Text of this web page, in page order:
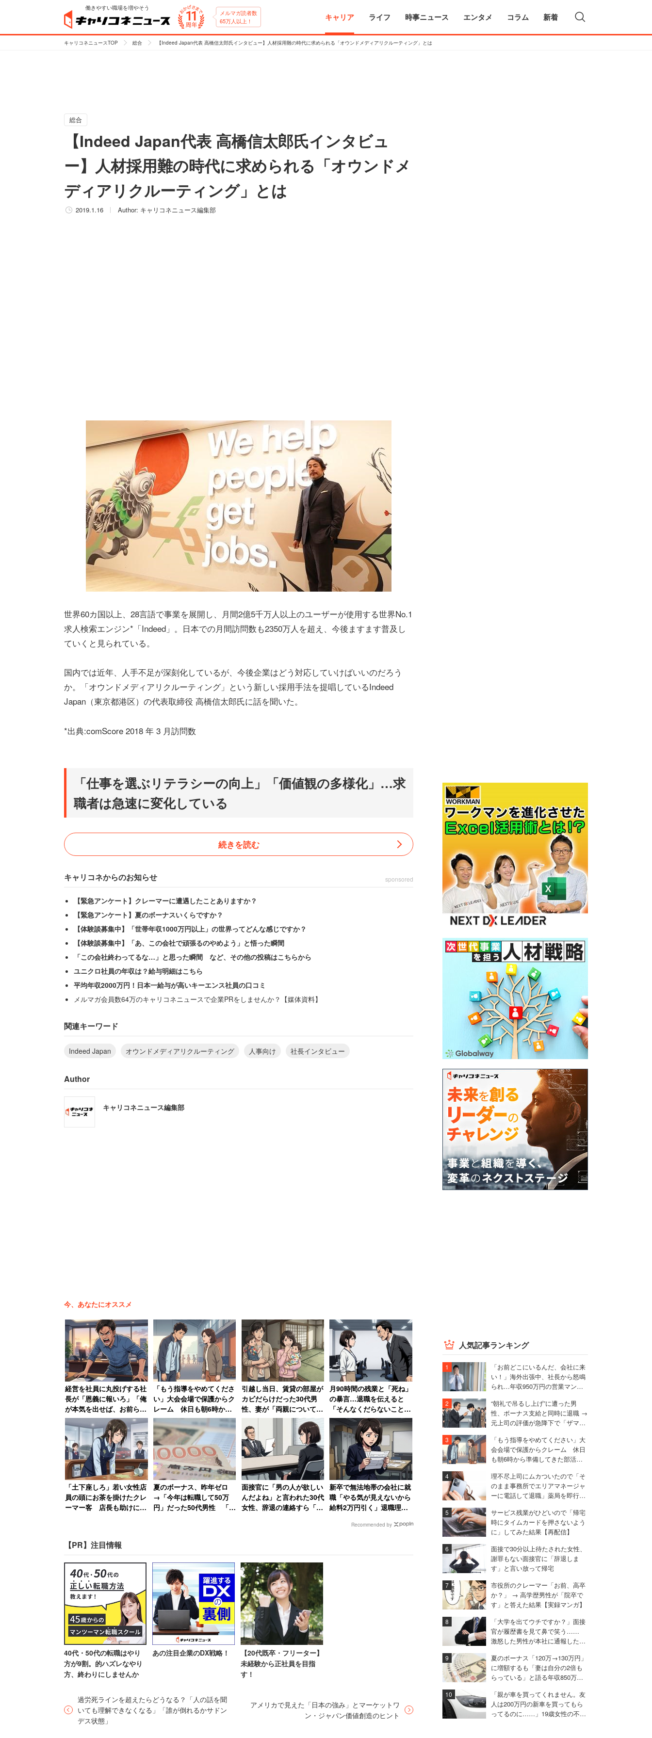
働きやすい職場を増やそう
メルマガ読者数
65万人以上！
キャリア ライフ 時事ニュース エンタメ コラム 新着
キャリコネニュースTOP 総合 【Indeed Japan代表 高橋信太郎氏インタビュー】人材採用難の時代に求められる「オウンドメディアリクルーティング」とは
総合
【Indeed Japan代表 高橋信太郎氏インタビュ
ー】人材採用難の時代に求められる「オウンドメ
ディアリクルーティング」とは
2019.1.16 Author: キャリコネニュース編集部
世界60カ国以上、28言語で事業を展開し、月間2億5千万人以上のユーザーが使用する世界No.1
求人検索エンジン*「Indeed」。日本での月間訪問数も2350万人を超え、今後ますます普及し
ていくと見られている。
国内では近年、人手不足が深刻化しているが、今後企業はどう対応していけばいいのだろう
か。「オウンドメディアリクルーティング」という新しい採用手法を提唱しているIndeed
Japan（東京都港区）の代表取締役 高橋信太郎氏に話を聞いた。
*出典:comScore 2018 年 3 月訪問数
「仕事を選ぶリテラシーの向上」「価値観の多様化」…求
職者は急速に変化している
Indeedは、「We help people get jobs」を企業理念として、求職者が素早く、簡単
を集約し、整理して表示させています。複数の求人サイトを行き来することな
の企業がきちんと「活躍できる人材像の定義」を明確に行えていないことが挙げ
られると思います。特に中途採用の場合、求める経験やスキルを具体的に提示し
なければ、欲しい人材と出会うのは難しいでしょう。
また、求職者側にも変化が起きています。大きく2つの変化があり、1つ目は求職
者が仕事を選ぶ際のリテラシーが上がったこと。もう1つは価値観が多様化してい
ることです。企業は、その変化に対応する必要があります。
――求職者の「仕事を選ぶ際のリテラシーの向上」といいますと、具体的にはどのような点が
向上しているのでしょうか。
いまや20代・30代の9割がスマートフォンを持ち、情報を手軽に手に入れる時代で
す。求職者は主体的に情報を収集し、企業サイトや公式SNSアカウントなど、企
業が発信する情報は採用関連に限らず網羅的にチェックしています。
その結果、検索力や、得られた情報を選ぶ力も向上しているのです。求職者の約8
割が会社のHPを見に行くという調査結果もあります。
また最近は、業種や職種のカテゴリに沿って仕事を探すのではなく、「フリーワ
ード検索」がよく行われています。「エンジニア×データ分析×東京」といった具
合に、より自身のスキル・志望に近い求人情報にたどり着くための検索をする人
が増えていると考えられます。
――求職者の「価値観の多様化」についてはいかがでしょうか。
ミレニアル世代を中心として自分の価値観を重視する人が増え、自分らしく生き
続きを読む
キャリコネからのお知らせ sponsored
【緊急アンケート】クレーマーに遭遇したことありますか？
【緊急アンケート】夏のボーナスいくらですか？
【体験談募集中】「世帯年収1000万円以上」の世界ってどんな感じですか？
【体験談募集中】「あ、この会社で頑張るのやめよう」と悟った瞬間
「この会社終わってるな…」と思った瞬間 など、その他の投稿はこちらから
ユニクロ社員の年収は？給与明細はこちら
平均年収2000万円！日本一給与が高いキーエンス社員の口コミ
メルマガ会員数64万のキャリコネニュースで企業PRをしませんか？【媒体資料】
関連キーワード
Indeed Japan オウンドメディアリクルーティング 人事向け 社長インタビュー
Author
キャリコネニュース編集部
今、あなたにオススメ
経営を社員に丸投げする社
長が「恩義に報いろ」「俺
が本気を出せば、お前らは
居場所がなくなる」発言
激怒した男性、社長を罵倒
して退職【後編】
「もう指導をやめてくださ
い」大会会場で保護からク
レーム 休日も朝6時から
準備してきた部活動の指導
者が思うこと
引越し当日、賃貸の部屋が
カビだらけだった30代男
性、妻が「両親についてい
る弁護士に相談しますね」
と反撃した結果
月90時間の残業と「死ね」
の暴言…退職を伝えると
「そんなくだらないことで
辞めるなんて」→10年後、
会社は倒産
「土下座しろ」若い女性店
員の頭にお茶を掛けたクレ
ーマー客 店長も助けに入
夏のボーナス、昨年ゼロ
→「今年は転職して50万
円」だった50代男性 「今
面接官に「男の人が欲しい
んだよね」と言われた30代
女性、辞退の連絡すら「電
新卒で無法地帯の会社に就
職「やる気が見えないから
給料2万円引く」退職理由
ボーナス6万円」だった女
Recommended by
【PR】注目情報
40代・50代の転職はやり
方が9割。的ハズレなやり
方、終わりにしませんか
あの注目企業のDX戦略！
【20代既卒・フリーター】
未経験から正社員を目指
す！
過労死ラインを超えたらどうなる？「人の話を聞
いても理解できなくなる」「誰が倒れるかサドン
デス状態」
アメリカで見えた「日本の強み」とマーケットワ
ン・ジャパン価値創造のヒント
人気記事ランキング
「お前どこにいるんだ、会社に来
い！」海外出張中、社長から怒鳴
られ…年収950万円の営業マンが
“朝礼で吊るし上げ”に遭った男
性、ボーナス支給と同時に退職 →
元上司の評価が急降下で「ザマア
「もう指導をやめてください」大
会会場で保護からクレーム 休日
も朝6時から準備してきた部活動
理不尽上司にムカついたので「そ
のまま事務所でエリアマネージャ
ーに電話して退職」薬局を即行で
サービス残業がひどいので「帰宅
時にタイムカードを押さないよう
に」してみた結果【再配信】
面接で30分以上待たされた女性、
謝罪もない面接官に「辞退しま
す」と言い放って帰宅
市役所のクレーマー「お前、高卒
か？」 → 高学歴男性が「院卒で
す」と答えた結果【実録マンガ】
「大学を出てウチですか？」面接
官が履歴書を見て鼻で笑う……
激怒した男性が本社に通報した結
夏のボーナス「120万→130万円」
に増額するも「妻は自分の2倍も
らっている」と語る年収850万円
「親が車を買ってくれません。友
人は200万円の新車を買ってもら
ってるのに……」19歳女性の不満